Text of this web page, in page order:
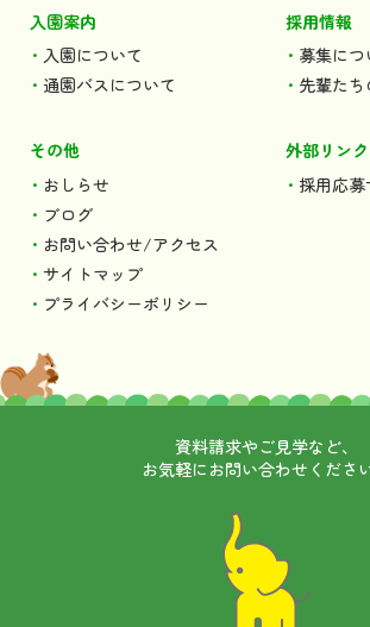
入園案内
入園について
通園バスについて
採用情報
募集につ
先輩た
その他
おしらせ
ブログ
お問い合わせ/アクセス
サイトマップ
プライバシーポリシー
外部リンク
採用応募
資料請求やご見学など、
お気軽にお問い合わせください